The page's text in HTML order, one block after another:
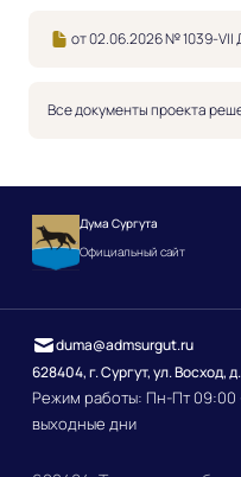
от 02.06.2026 № 1039-VII
Все документы проекта
Дума Сургута
Официальный сайт
628404, г. Сургут, ул. Восход,
Режим работы: Пн-Пт 09:00
выходные дни
duma@admsurgut.ru